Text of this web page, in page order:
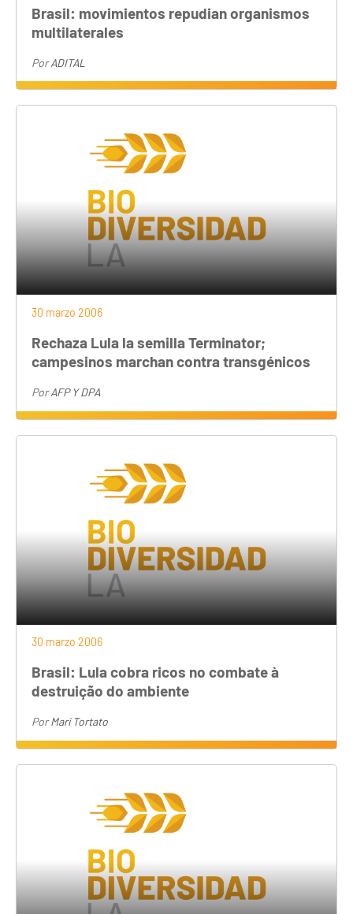
Brasil: movimientos repudian organismos
multilaterales
PorADITAL
30 marzo 2006
Rechaza Lula la semilla Terminator;
campesinos marchan contra transgénicos
PorAFP Y DPA
30 marzo 2006
Brasil: Lula cobra ricos no combate à
destruição do ambiente
PorMari Tortato